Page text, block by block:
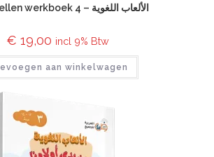
Taalspellen werkboek 4 – الألعاب اللغوية
€ 19,00 incl 9% Btw
aan winkelwagen